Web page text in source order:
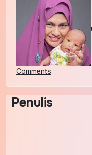
Comments
Penulis